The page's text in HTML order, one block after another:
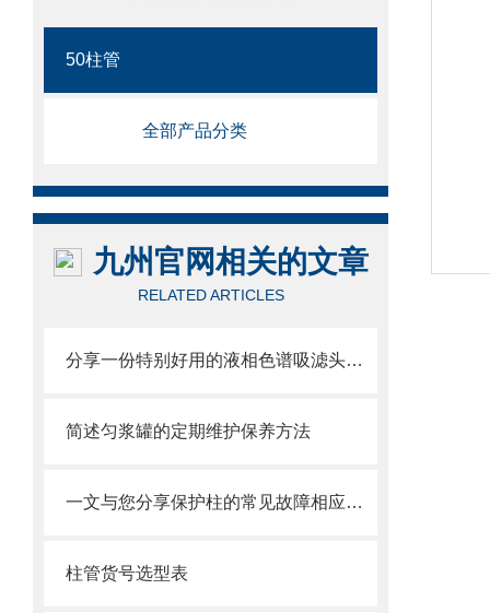
50柱管
全部产品分类
九州官网相关的文章
RELATED ARTICLES
分享一份特别好用的液相色谱吸滤头维护保养方法
简述匀浆罐的定期维护保养方法
一文与您分享保护柱的常见故障相应解决方法
柱管货号选型表